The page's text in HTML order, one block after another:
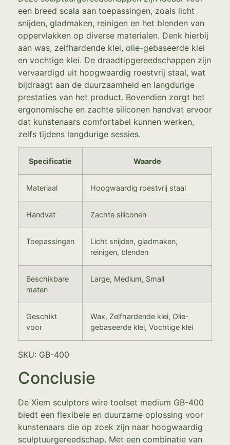
een breed scala aan toepassingen, zoals licht
snijden, gladmaken, reinigen en het blenden van
oppervlakken op diverse materialen. Denk hierbij
aan was, zelfhardende klei, olie-gebaseerde klei
en vochtige klei. De draadtipgereedschappen zijn
vervaardigd uit hoogwaardig roestvrij staal, wat
bijdraagt aan de duurzaamheid en langdurige
prestaties van het product. Bovendien zorgt het
ergonomische en zachte siliconen handvat ervoor
dat kunstenaars comfortabel kunnen werken,
zelfs tijdens langdurige sessies.
Specificatie Waarde
Materiaal Hoogwaardig roestvrij staal
Handvat Zachte siliconen
Toepassingen
Licht snijden, gladmaken,
reinigen, blenden
Beschikbare
maten
Large, Medium, Small
Geschikt
voor
Wax, Zelfhardende klei, Olie-
gebaseerde klei, Vochtige klei
SKU: GB-400
Conclusie
De Xiem sculptors wire toolset medium GB-400
biedt een flexibele en duurzame oplossing voor
kunstenaars die op zoek zijn naar hoogwaardig
sculptuurgereedschap. Met een combinatie van